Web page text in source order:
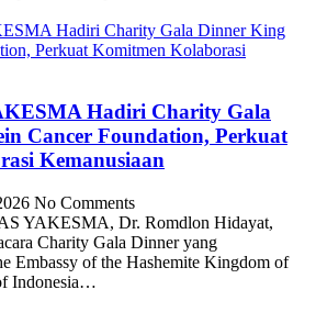
Hadiri Charity Gala
Cancer Foundation, Perkuat
Kemanusiaan
No Comments
YAKESMA, Dr. Romdlon Hidayat,
Charity Gala Dinner yang
Embassy of the Hashemite Kingdom of
Indonesia…